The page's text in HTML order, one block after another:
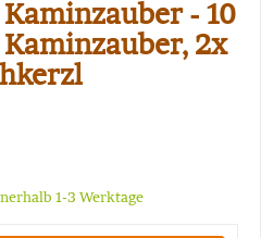
- 10
2x
1-3 Werktage